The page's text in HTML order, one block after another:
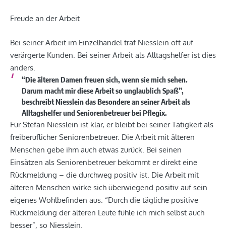
Freude an der Arbeit
Bei seiner Arbeit im Einzelhandel traf Niesslein oft auf
verärgerte Kunden. Bei seiner Arbeit als Alltagshelfer ist dies
anders.
“Die älteren Damen freuen sich, wenn sie mich sehen.
Darum macht mir diese Arbeit so unglaublich Spaß”,
beschreibt Niesslein das Besondere an seiner Arbeit als
Alltagshelfer und Seniorenbetreuer bei Pflegix.
Für Stefan Niesslein ist klar, er bleibt bei seiner Tätigkeit als
freiberuflicher Seniorenbetreuer. Die Arbeit mit älteren
Menschen gebe ihm auch etwas zurück. Bei seinen
Einsätzen als Seniorenbetreuer bekommt er direkt eine
Rückmeldung – die durchweg positiv ist. Die Arbeit mit
älteren Menschen wirke sich überwiegend positiv auf sein
eigenes Wohlbefinden aus. “Durch die tägliche positive
Rückmeldung der älteren Leute fühle ich mich selbst auch
besser”, so Niesslein.